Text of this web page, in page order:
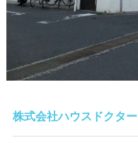
株式会社ハウスドクター